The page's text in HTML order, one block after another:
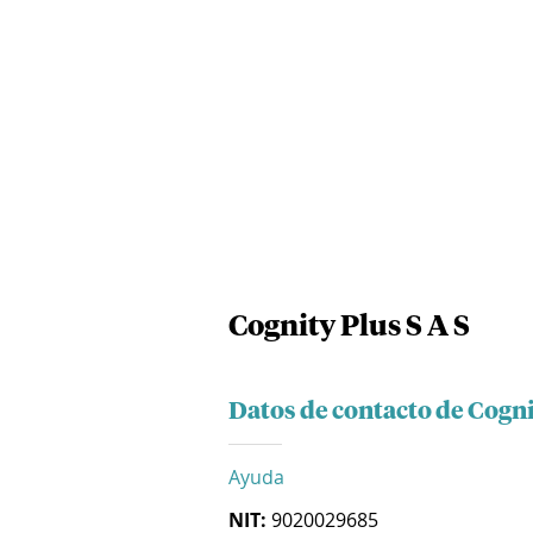
Cognity Plus S A S
Datos de contacto de
Ayuda
NIT: 9020029685